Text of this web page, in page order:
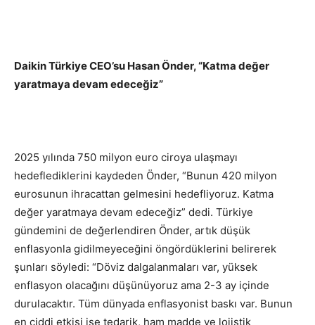
Daikin Türkiye CEO’su Hasan Önder, “Katma değer
yaratmaya devam edeceğiz”
2025 yılında 750 milyon euro ciroya ulaşmayı
hedeflediklerini kaydeden Önder, “Bunun 420 milyon
eurosunun ihracattan gelmesini hedefliyoruz. Katma
değer yaratmaya devam edeceğiz” dedi. Türkiye
gündemini de değerlendiren Önder, artık düşük
enflasyonla gidilmeyeceğini öngördüklerini belirerek
şunları söyledi: “Döviz dalgalanmaları var, yüksek
enflasyon olacağını düşünüyoruz ama 2-3 ay içinde
durulacaktır. Tüm dünyada enflasyonist baskı var. Bunun
en ciddi etkisi ise tedarik, ham madde ve lojistik